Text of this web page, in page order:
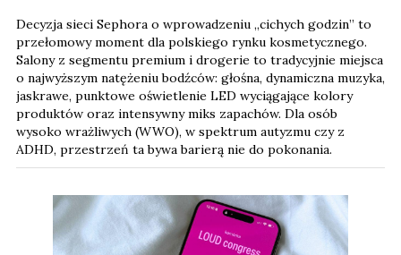
Decyzja sieci Sephora o wprowadzeniu „cichych godzin” to
przełomowy moment dla polskiego rynku kosmetycznego.
Salony z segmentu premium i drogerie to tradycyjnie miejsca
o najwyższym natężeniu bodźców: głośna, dynamiczna muzyka,
jaskrawe, punktowe oświetlenie LED wyciągające kolory
produktów oraz intensywny miks zapachów. Dla osób
wysoko wrażliwych (WWO), w spektrum autyzmu czy z
ADHD, przestrzeń ta bywa barierą nie do pokonania.